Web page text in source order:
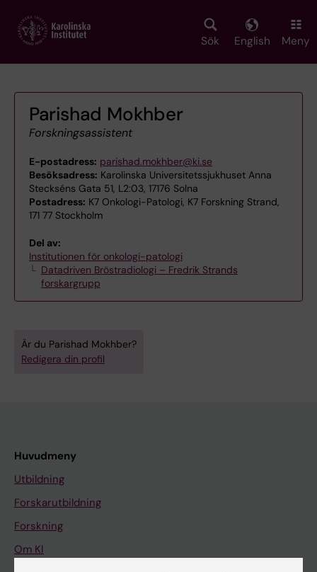
main
Sök English Meny
Parishad Mokhber
Forskningsassistent
E-postadress: parishad.mokhber@ki.se
Besöksadress: Karolinska Universitetssjukhuset Anna
Steckséns Gata 51, L2:03, 17176 Solna
Postadress: K7 Onkologi-Patologi, K7 Forskning Strand,
171 77 Stockholm
Del av:
Institutionen för onkologi-patologi
Datadriven Bröstradiologi – Fredrik Strands
forskargrupp
Är du Parishad Mokhber?
Redigera din profil
Huvudmeny
Utbildning
Forskarutbildning
Forskning
Om KI